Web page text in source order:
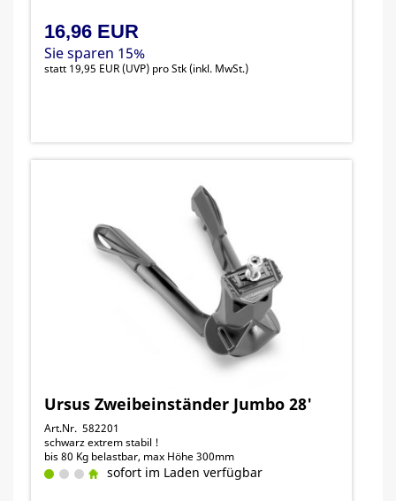
16,96 EUR
Sie sparen 15%
statt 19,95 EUR(UVP) pro Stk (inkl. MwSt.)
Ursus Zweibeinständer Jumbo 28'
Art.Nr. 582201
schwarz extrem stabil !
bis 80 Kg belastbar, max Höhe 300mm
sofort im Laden verfügbar